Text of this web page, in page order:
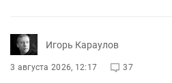
Игорь Караулов
3 августа 2026, 12:17 37